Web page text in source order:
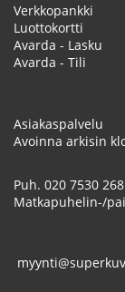
Verkkopankki
Luottokortti
Avarda - Lasku
Avarda - Tili
Asiakaspalvelu
Avoinna arkisin
Puh. 020 7530 268
Matkapuhelin-/